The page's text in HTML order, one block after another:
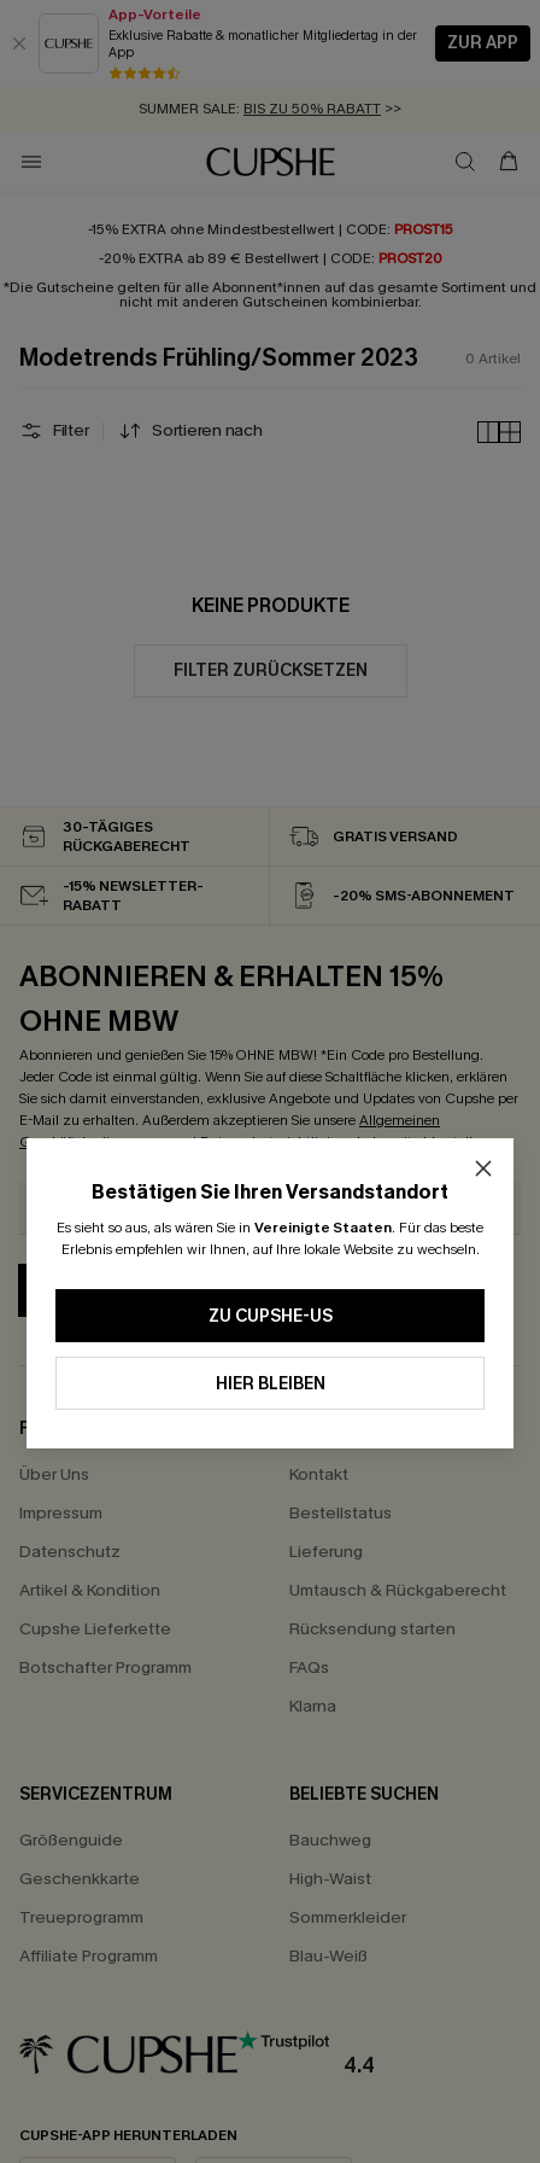
App-Vorteile
Exklusive Rabatte & monatlicher Mitgliedertag in der
App
ZUR APP
GRATIS MASSBAND MIT JEDEM SCHNELLVERSAND-ARTIKEL >>
SUMMER SALE: BIS ZU 50% RABATT >>
ZUM NEWSLETTER:BIS ZU -20% EXTRA ERHALTEN
KOSTENLOSER VERSAND AB 89 €
-15% EXTRA ohne Mindestbestellwert | CODE: PROST15
-20% EXTRA ab 89 € Bestellwert | CODE: PROST20
*Die Gutscheine gelten für alle Abonnent*innen auf das gesamte Sortiment und
nicht mit anderen Gutscheinen kombinierbar.
Modetrends Frühling/Sommer 2023 0 Artikel
Filter Sortieren nach
KEINE PRODUKTE
FILTER ZURÜCKSETZEN
Bestätigen Sie Ihren Versandstandort
Es sieht so aus, als wären Sie in Vereinigte Staaten. Für das beste
Erlebnis empfehlen wir Ihnen, auf Ihre lokale Website zu wechseln.
ZU CUPSHE-US
HIER BLEIBEN
30-TÄGIGES
RÜCKGABERECHT
GRATIS VERSAND
-15% NEWSLETTER-
RABATT
-20% SMS-ABONNEMENT
ABONNIEREN & ERHALTEN 15%
OHNE MBW
Abonnieren und genießen Sie 15% OHNE MBW! *Ein Code pro Bestellung.
Jeder Code ist einmal gültig. Wenn Sie auf diese Schaltfläche klicken, erklären
Sie sich damit einverstanden, exklusive Angebote und Updates von Cupshe per
E-Mail zu erhalten. Außerdem akzeptieren Sie unsereAllgemeinen
GeschäftsbedingungenundDatenschutzrichtlinien. Jederzeit abbestellen.
ABONNIEREN
FIRMENINFO
Über Uns
Impressum
Datenschutz
Artikel & Kondition
Cupshe Lieferkette
Botschafter Programm
Kontakt
Bestellstatus
Lieferung
Umtausch & Rückgaberecht
Rücksendung starten
FAQs
Klarna
SERVICEZENTRUM
Größenguide
Geschenkkarte
Treueprogramm
Affiliate Programm
BELIEBTE SUCHEN
Bauchweg
High-Waist
Sommerkleider
Blau-Weiß
4.4
CUPSHE-APP HERUNTERLADEN